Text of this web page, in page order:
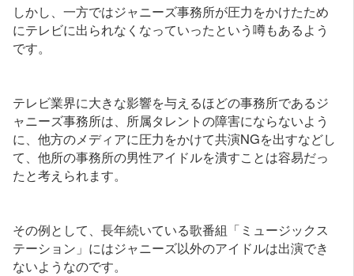
しかし、一方ではジャニーズ事務所が圧力をかけたため
にテレビに出られなくなっていったという噂もあるよう
です。
テレビ業界に大きな影響を与えるほどの事務所であるジ
ャニーズ事務所は、所属タレントの障害にならないよう
に、他方のメディアに圧力をかけて共演NGを出すなどし
て、他所の事務所の男性アイドルを潰すことは容易だっ
たと考えられます。
その例として、長年続いている歌番組「ミュージックス
テーション」にはジャニーズ以外のアイドルは出演でき
ないようなのです。